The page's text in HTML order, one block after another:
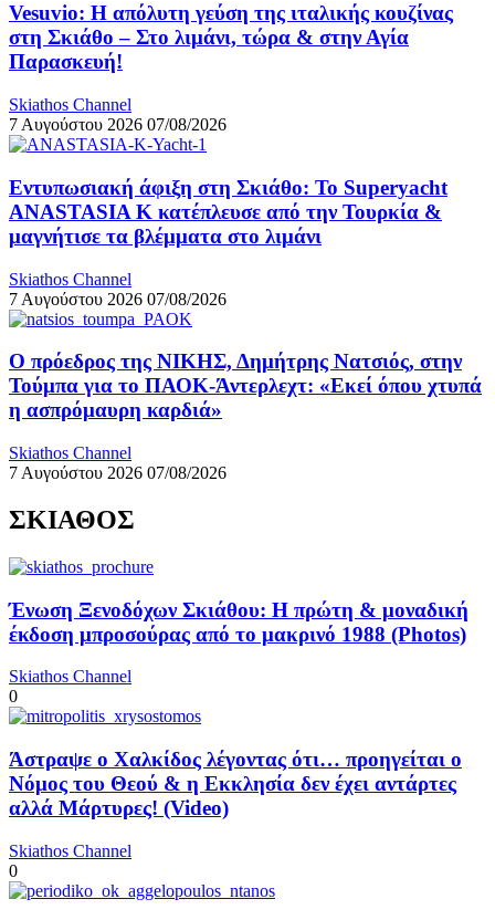
Vesuvio: Η απόλυτη γεύση της ιταλικής κουζίνας
στη Σκιάθο – Στο λιμάνι, τώρα & στην Αγία
Παρασκευή!
Skiathos Channel
7 Αυγούστου 2026 07/08/2026
Εντυπωσιακή άφιξη στη Σκιάθο: Το Superyacht
ANASTASIA K κατέπλευσε από την Τουρκία &
μαγνήτισε τα βλέμματα στο λιμάνι
Skiathos Channel
7 Αυγούστου 2026 07/08/2026
Ο πρόεδρος της ΝΙΚΗΣ, Δημήτρης Νατσιός, στην
Τούμπα για το ΠΑΟΚ-Άντερλεχτ: «Εκεί όπου χτυπά
η ασπρόμαυρη καρδιά»
Skiathos Channel
7 Αυγούστου 2026 07/08/2026
ΣΚΙΑΘΟΣ
Ένωση Ξενοδόχων Σκιάθου: Η πρώτη & μοναδική
έκδοση μπροσούρας από το μακρινό 1988 (Photos)
Skiathos Channel
0
Άστραψε ο Χαλκίδος λέγοντας ότι… προηγείται ο
Νόμος του Θεού & η Εκκλησία δεν έχει αντάρτες
αλλά Μάρτυρες! (Video)
Skiathos Channel
0